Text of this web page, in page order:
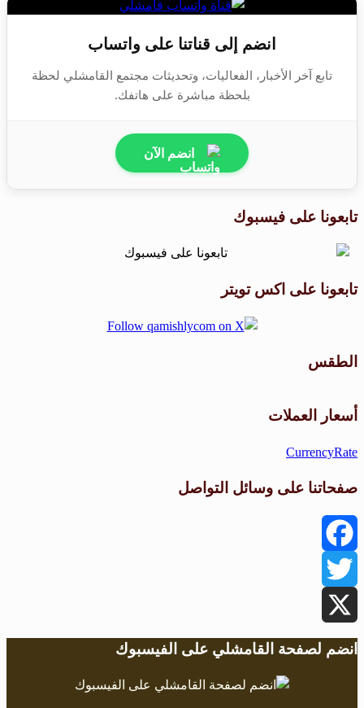
انضم إلى قناتنا على واتساب
تابع آخر الأخبار، الفعاليات، وتحديثات مجتمع القامشلي لحظة
بلحظة مباشرة على هاتفك.
انضم الآن
تابعونا على فيسبوك
تابعونا على اكس تويتر
الطقس
أسعار العملات
CurrencyRate
صفحاتنا على وسائل التواصل
Facebook
Twitter
X
انضم لصفحة القامشلي على الفيسبوك